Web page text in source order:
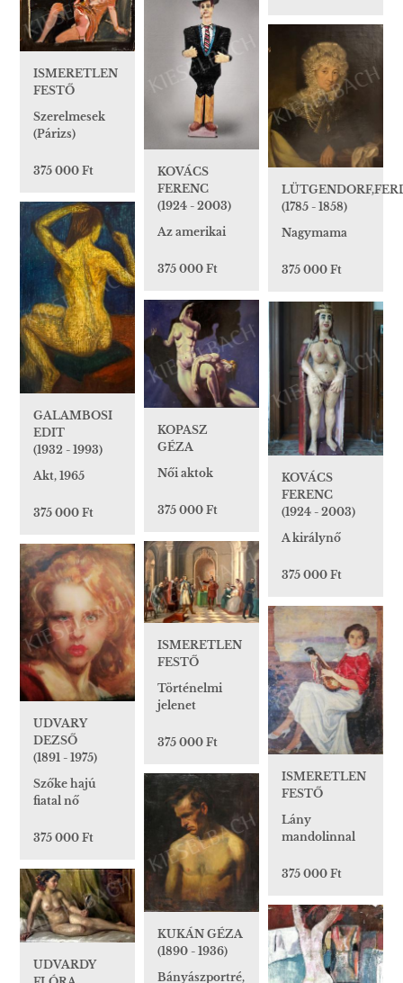
ISMERETLEN
FESTŐ
Szerelmesek
(Párizs)
375 000 Ft
KOVÁCS
FERENC
(1924 - 2003)
Az amerikai
375 000 Ft
(1785 - 1858)
Nagymama
375 000 Ft
GALAMBOSI
EDIT
(1932 - 1993)
Akt, 1965
375 000 Ft
KOPASZ
GÉZA
Női aktok
375 000 Ft
KOVÁCS
FERENC
(1924 - 2003)
A királynő
375 000 Ft
ISMERETLEN
FESTŐ
Történelmi
jelenet
375 000 Ft
UDVARY
DEZSŐ
(1891 - 1975)
Szőke hajú
fiatal nő
375 000 Ft
ISMERETLEN
FESTŐ
Lány
mandolinnal
375 000 Ft
KUKÁN GÉZA
(1890 - 1936)
Bányászportré,
UDVARDY